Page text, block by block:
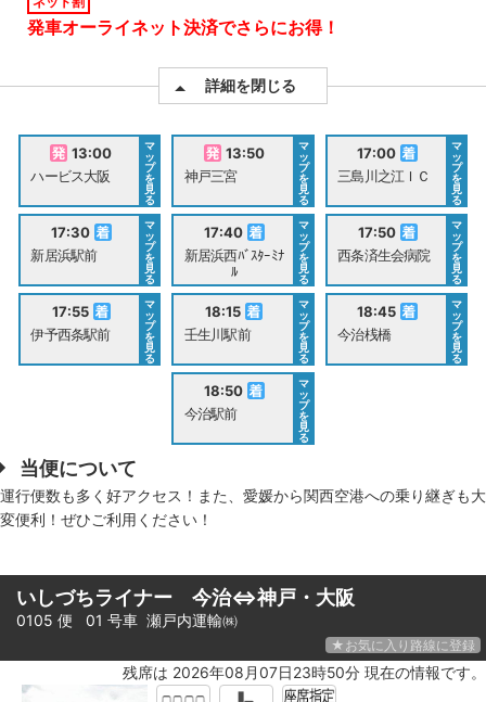
発車オーライネット決済でさらにお得！
詳細を閉じる
13:00
ハービス大阪
マ
ッ
プ
を
見
る
13:50
神戸三宮
マ
ッ
プ
を
見
る
17:00
三島川之江ＩＣ
マ
ッ
プ
を
見
る
17:30
新居浜駅前
マ
ッ
プ
を
見
る
17:40
新居浜西ﾊﾞｽﾀｰﾐﾅ
ﾙ
マ
ッ
プ
を
見
る
17:50
西条済生会病院
マ
ッ
プ
を
見
る
17:55
伊予西条駅前
マ
ッ
プ
を
見
る
18:15
壬生川駅前
マ
ッ
プ
を
見
る
18:45
今治桟橋
マ
ッ
プ
を
見
る
18:50
今治駅前
マ
ッ
プ
を
見
る
当便について
運行便数も多く好アクセス！また、愛媛から関西空港への乗り継ぎも大
変便利！ぜひご利用ください！
いしづちライナー 今治⇔神戸・大阪
0105 便 01 号車 瀬戸内運輸㈱
★お気に入り路線に登録
残席は 2026年08月07日23時50分 現在の情報です。